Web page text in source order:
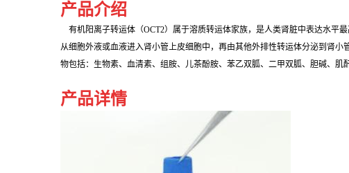
产品介绍
有机阳离子转运体（OCT2）属于溶质转运体家族，是人类肾脏中表达水平
从细胞外液或血液进入肾小管上皮细胞中，再由其他外排性转运体分泌到肾
物包括：生物素、血清素、组胺、儿茶酚胺、苯乙双胍、二甲双胍、胆碱、肌
产品详情